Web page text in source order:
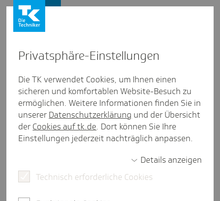
Portugal
Deutschland ist ein wichtiger Handelspartner
Bundesrepublik verfügen in dem Land über
Produktionsstandorte, an denen in der jüngsten
Vergangenheit nach Informationen des
weniger als eine Minute Lesezeit
Firmenkunden Länderübersicht
Privat­sphäre-Einstel­lungen
Die TK verwendet Cookies, um Ihnen einen
sicheren und komfortablen Website-Besuch zu
ermöglichen. Weitere Informationen finden Sie in
unserer Datenschutzerklärung und der Übersicht
der Cookies auf tk.de. Dort können Sie Ihre
Einstellungen jederzeit nachträglich anpassen.
Details anzeigen
Technisch erforderliche Cookies